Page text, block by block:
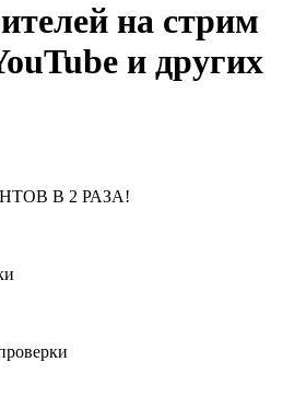
на стрим
и других
В 2 РАЗА!